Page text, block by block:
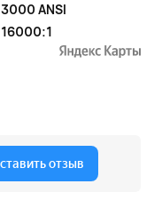
3000 ANSI
16000:1